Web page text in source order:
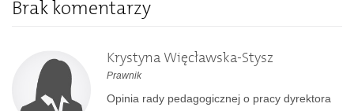
Brak komentarzy
Krystyna Więcławska-Stysz
Prawnik
Opinia rady pedagogicznej o pracy dyrektora